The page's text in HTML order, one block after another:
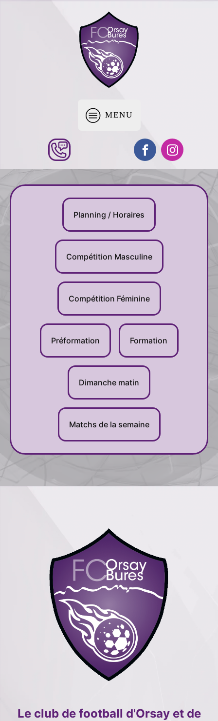
MENU
Planning / Horaires
Compétition Masculine
Compétition Féminine
Préformation Formation
Dimanche matin
Matchs de la semaine
Le club de football d'Orsay et de